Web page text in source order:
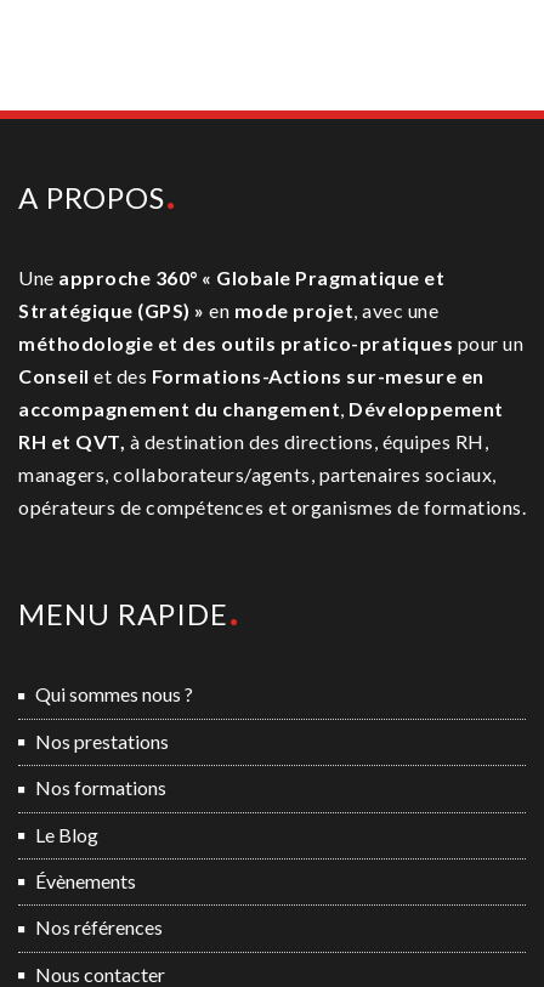
A PROPOS
Une approche 360° « Globale Pragmatique et
Stratégique (GPS) » en mode projet, avec une
méthodologie et des outils pratico-pratiques pour un
Conseil et des Formations-Actions sur-mesure en
accompagnement du changement, Développement
RH et QVT, à destination des directions, équipes RH,
managers, collaborateurs/agents, partenaires sociaux,
opérateurs de compétences et organismes de formations.
MENU RAPIDE
Qui sommes nous ?
Nos prestations
Nos formations
Le Blog
Évènements
Nos références
Nous contacter